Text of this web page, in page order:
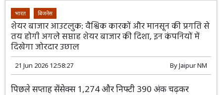
भारत बिजनेस
शेयर बाजार आउटलुक: वैश्विक कारकों और मानसून की प्रगति से
तय होगी अगले सप्ताह शेयर बाजार की दिशा, इन कंपनियों में
दिखेगा जोरदार उछाल